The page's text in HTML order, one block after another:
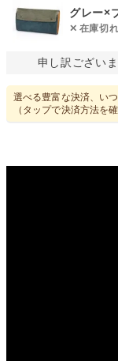
グレー×
在庫切れ
申し訳ござい
選べる豊富な決済、い
（タップで決済方法を